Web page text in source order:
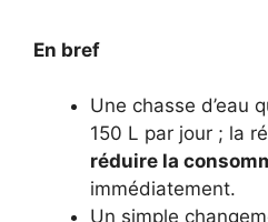
En bref
Une chasse d’eau
150 L par jour ; la
réduire la
immédiatement.
Un simple